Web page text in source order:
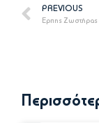
PREVIOUS
Έρπης Ζωστήρας